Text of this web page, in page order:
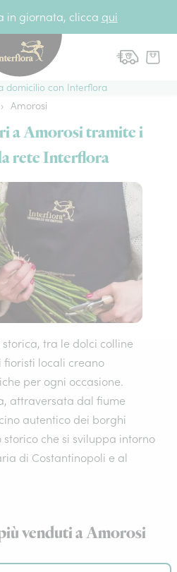
in giornata, clicca qui
domicilio con Interflora
› Amorosi
a Amorosi tramite i
rete Interflora
tra le dolci colline
locali creano
per ogni occasione.
attraversata dal fiume
autentico dei borghi
che si sviluppa intorno
di Costantinopoli e al
venduti a Amorosi